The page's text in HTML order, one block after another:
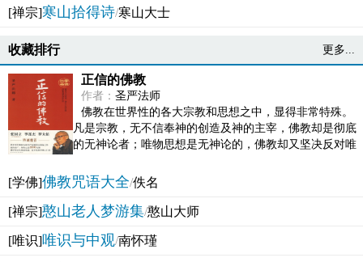
[禅宗]寒山拾得诗/寒山大士
收藏排行 更多...
正信的佛教
作者： 圣严法师
佛教在世界性的各大宗教和思想之中，显得非常特殊。
凡是宗教，无不信奉神的创造及神的主宰，佛教却是彻底
的无神论者；唯物思想是无神论的，佛教却又坚决反对唯
[学佛]佛教咒语大全/佚名
[禅宗]憨山老人梦游集/憨山大师
[唯识]唯识与中观/南怀瑾